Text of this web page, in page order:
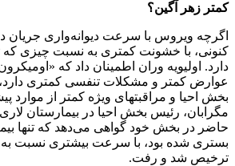
کمتر زهر آگین؟
اگرچه ویروس با سرعت دیوانه‌واری جریان
کنونی، با خشونت کمتری به نسبت چیزی
دارد. اولیویه وران اطمینان داد که
عوارض کمتر و مشکلات تنفسی کمتری دارد،
بخش احیا و مراقبتهای ویژه کمتر از موارد
مگرابان، رئیس بخش احیا در بیمارستان
حاضر در بخش خود گواهی می‌دهد که تنها
بستری شده بود، با سرعت بیشتری نسبت به
ترخیص شد و رفت.